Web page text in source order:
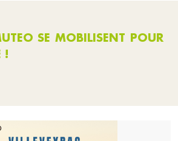
SE MOBILISENT POUR
!